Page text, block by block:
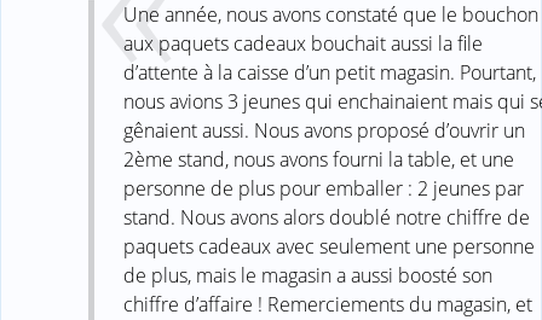
Une année, nous avons constaté que le bouchon
aux paquets cadeaux bouchait aussi la file
d’attente à la caisse d’un petit magasin. Pourtant,
nous avions 3 jeunes qui enchainaient mais qui
gênaient aussi. Nous avons proposé d’ouvrir un
2ème stand, nous avons fourni la table, et une
personne de plus pour emballer : 2 jeunes par
stand. Nous avons alors doublé notre chiffre de
paquets cadeaux avec seulement une personne
de plus, mais le magasin a aussi boosté son
chiffre d’affaire ! Remerciements du magasin, et